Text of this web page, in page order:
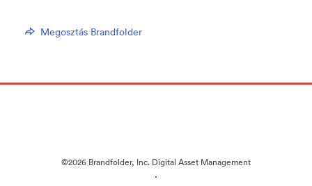
Megosztás Brandfolder
©2026 Brandfolder, Inc. Digital Asset Management
·